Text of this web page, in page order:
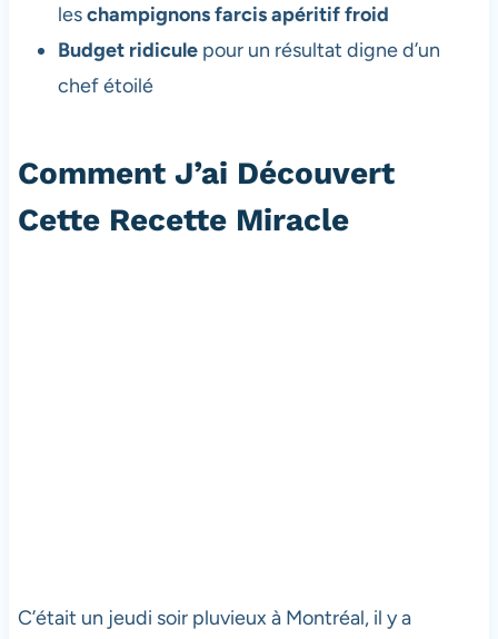
leschampignons farcis apéritif froid
Budget ridiculepour un résultat digne d’un
chef étoilé
Comment J’ai Découvert
Cette Recette Miracle
C’était un jeudi soir pluvieux à Montréal, il y a